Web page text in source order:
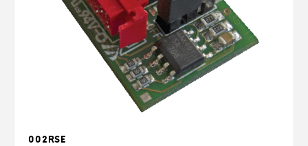
002RSE